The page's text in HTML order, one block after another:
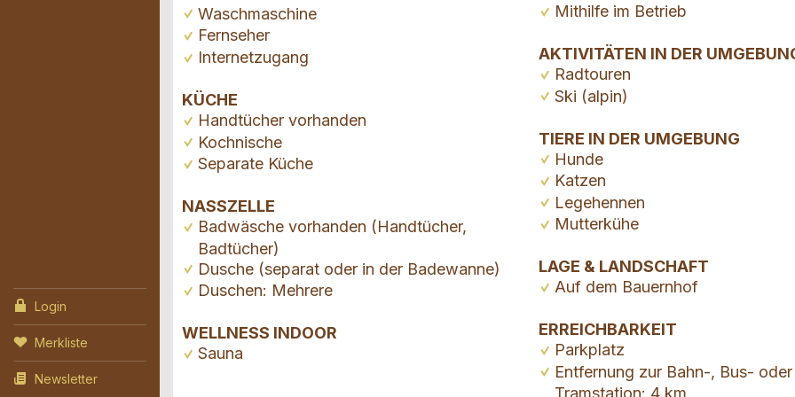
Login
Merkliste
Newsletter
Waschmaschine
Fernseher
Internetzugang
KÜCHE
Handtücher vorhanden
Kochnische
Separate Küche
NASSZELLE
Badwäsche vorhanden (Handtücher,
Badtücher)
Dusche (separat oder in der Badewanne)
Duschen: Mehrere
WELLNESS INDOOR
Sauna
Mithilfe im Betrieb
AKTIVITÄTEN IN DER
Radtouren
Ski (alpin)
TIERE IN DER UMGEBUNG
Hunde
Katzen
Legehennen
Mutterkühe
LAGE & LANDSCHAFT
Auf dem Bauernhof
ERREICHBARKEIT
Parkplatz
Entfernung zur Bahn-, Bus- oder